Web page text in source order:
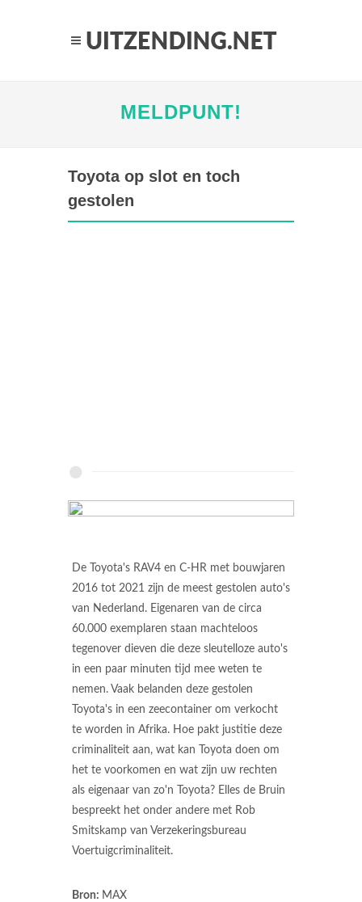
MELDPUNT!
Toyota op slot en toch
gestolen
De Toyota's RAV4 en C-HR met bouwjaren
2016 tot 2021 zijn de meest gestolen auto's
van Nederland. Eigenaren van de circa
60.000 exemplaren staan machteloos
tegenover dieven die deze sleutelloze auto's
in een paar minuten tijd mee weten te
nemen. Vaak belanden deze gestolen
Toyota's in een zeecontainer om verkocht
te worden in Afrika. Hoe pakt justitie deze
criminaliteit aan, wat kan Toyota doen om
het te voorkomen en wat zijn uw rechten
als eigenaar van zo'n Toyota? Elles de Bruin
bespreekt het onder andere met Rob
Smitskamp van Verzekeringsbureau
Voertuigcriminaliteit.
Bron: MAX